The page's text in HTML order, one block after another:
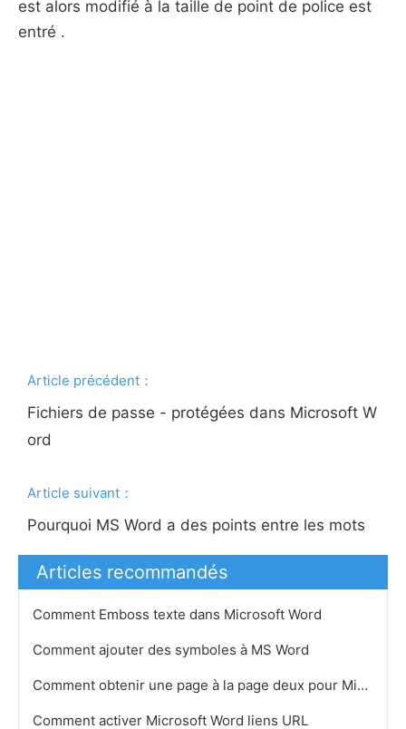
est alors modifié à la taille de point de police est
entré .
Article précédent：
Fichiers de passe - protégées dans Microsoft W
ord
Article suivant：
Pourquoi MS Word a des points entre les mots
Articles recommandés
Comment Emboss texte dans Microsoft Word
Comment ajouter des symboles à MS Word
Comment obtenir une page à la page deux pour Microsoft Word
Comment activer Microsoft Word liens URL